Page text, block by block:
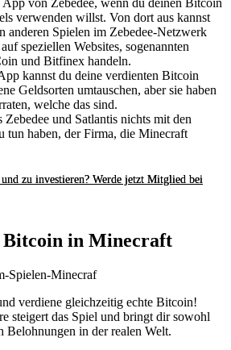
verwenden willst. Von dort aus kannst
anderen Spielen im Zebedee-Netzwerk
speziellen Websites, sogenannten
und Bitfinex handeln.
kannst du deine verdienten Bitcoin
Geldsorten umtauschen, aber sie haben
welche das sind.
Zebedee und Satlantis nichts mit den
tun haben, der Firma, die Minecraft
zu investieren? Werde jetzt Mitglied bei
Bitcoin in Minecraft
verdiene gleichzeitig echte Bitcoin!
steigert das Spiel und bringt dir sowohl
Belohnungen in der realen Welt.